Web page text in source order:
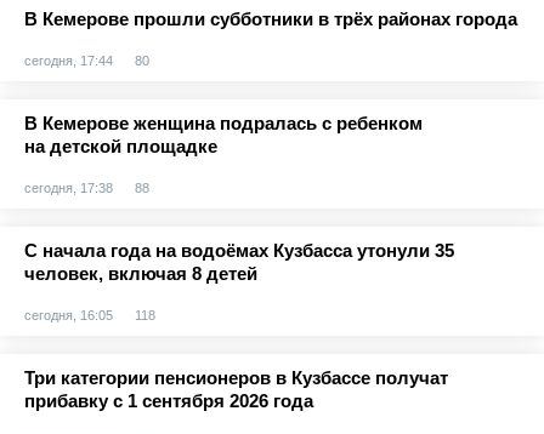
В Кемерове прошли субботники в трёх районах города
сегодня, 17:44 80
В Кемерове женщина подралась с ребенком
на детской площадке
сегодня, 17:38 88
С начала года на водоёмах Кузбасса утонули 35
человек, включая 8 детей
сегодня, 16:05 118
Три категории пенсионеров в Кузбассе получат
прибавку с 1 сентября 2026 года